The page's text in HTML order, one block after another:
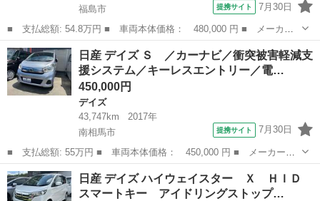
福島市
提携サイト 7月30日
■ 支払総額: 54.8万円 ■ 車両本体価格： 480,000 円 ■ メーカー
名： 日産 ■ 車種名： デイズ ■ グレード名： ハイウェイスタ
ー Ｘ ４ＷＤ（車検２年）走行５．５万ｋｍ ナビ フルセグＴ
Ｖ 全周囲カメ...
福島 福島市 デイズ
日産 デイズ Ｓ ／カーナビ／衝突被害軽減支
援システム／キーレスエントリー／電…
450,000円
デイズ
43,747km
2017年
南相馬市
提携サイト 7月30日
■ 支払総額: 55万円 ■ 車両本体価格： 450,000 円 ■ メーカー
名： 日産 ■ 車種名： デイズ ■ グレード名： Ｓ ／カーナビ
／衝突被害軽減支援システム／キーレスエントリー／電動格納ミラー
／シートヒーター...
福島 南相馬市 デイズ
日産 デイズ ハイウェイスター Ｘ ＨＩＤ
スマートキー アイドリングストップ…